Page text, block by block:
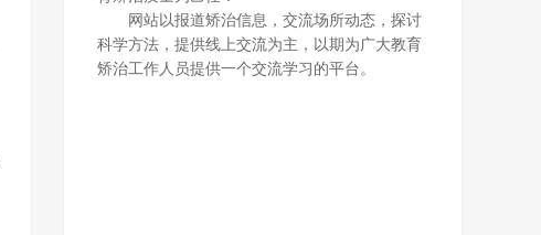
网站以报道矫治信息，交流场所动态，探讨
科学方法，提供线上交流为主，以期为广大教育
矫治工作人员提供一个交流学习的平台。